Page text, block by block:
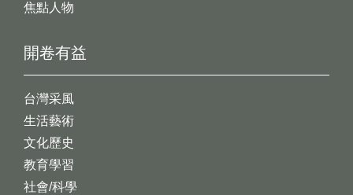
開卷有益
台灣采風
生活藝術
文化歷史
教育學習
社會/科學
焦點人物